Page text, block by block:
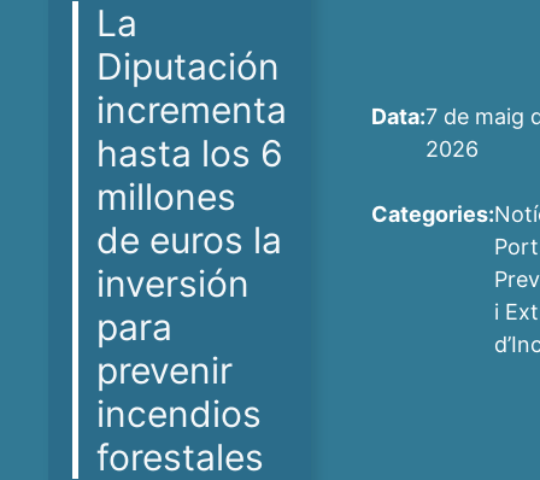
La
Diputación
incrementa
hasta los 6
millones
de euros la
inversión
para
prevenir
incendios
forestales
Data:7 de maig
2026
Categories:
i